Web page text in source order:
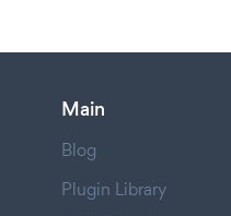
Main
Blog
Plugin Library